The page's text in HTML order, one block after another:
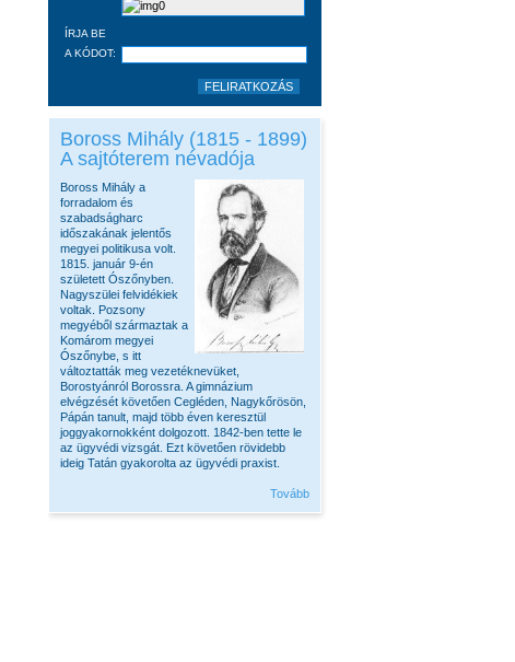
ÍRJA BE
A KÓDOT:
Boross Mihály (1815 - 1899)
A sajtóterem névadója
Boross Mihály a
forradalom és
szabadságharc
időszakának jelentős
megyei politikusa volt.
1815. január 9-én
született Ószőnyben.
Nagyszülei felvidékiek
voltak. Pozsony
megyéből származtak a
Komárom megyei
Ószőnybe, s itt
változtatták meg vezetéknevüket,
Borostyánról Borossra. A gimnázium
elvégzését követően Cegléden, Nagykőrösön,
Pápán tanult, majd több éven keresztül
joggyakornokként dolgozott. 1842-ben tette le
az ügyvédi vizsgát. Ezt követően rövidebb
ideig Tatán gyakorolta az ügyvédi praxist.
Tovább